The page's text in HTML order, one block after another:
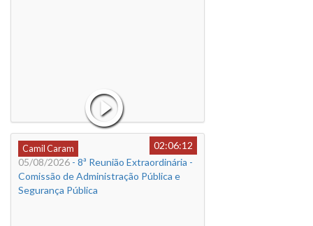
Camil Caram
02:06:12
05/08/2026 - 8ª Reunião Extraordinária -
Comissão de Administração Pública e
Segurança Pública